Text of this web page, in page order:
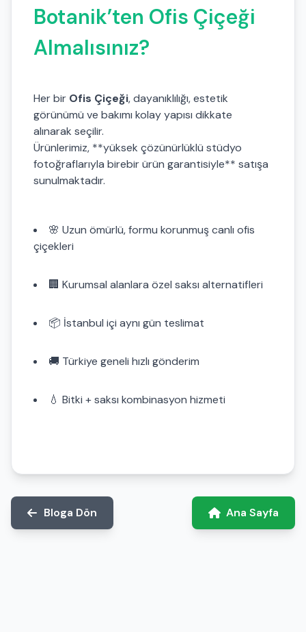
Botanik’ten Ofis Çiçeği
Almalısınız?
Her bir Ofis Çiçeği, dayanıklılığı, estetik
görünümü ve bakımı kolay yapısı dikkate
alınarak seçilir.
Ürünlerimiz, **yüksek çözünürlüklü stüdyo
fotoğraflarıyla birebir ürün garantisiyle** satışa
sunulmaktadır.
🌸 Uzun ömürlü, formu korunmuş canlı ofis
çiçekleri
🏢 Kurumsal alanlara özel saksı alternatifleri
📦 İstanbul içi aynı gün teslimat
🚚 Türkiye geneli hızlı gönderim
💧 Bitki + saksı kombinasyon hizmeti
Bloga Dön Ana Sayfa